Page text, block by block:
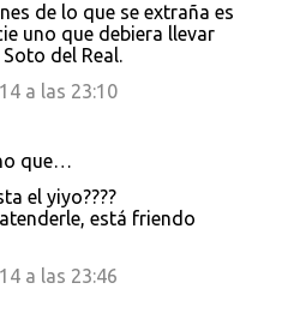
de lo que se extraña es
uno que debiera llevar
del Real.
a las 23:10
que…
el yiyo????
está friendo
a las 23:46